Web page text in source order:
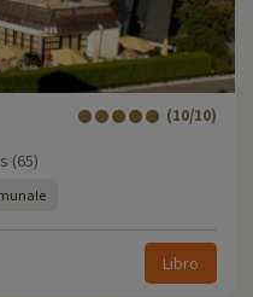
(10/10)
(65)
Libro